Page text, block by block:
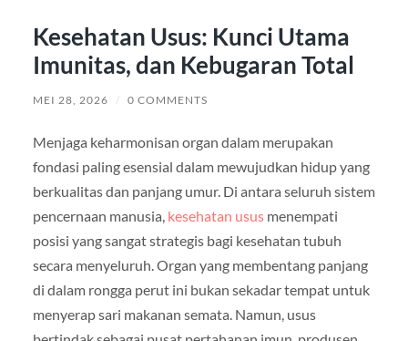
Kesehatan Usus: Kunci Utama
Imunitas, dan Kebugaran Total
MEI 28, 2026 / 0 COMMENTS
Menjaga keharmonisan organ dalam merupakan
fondasi paling esensial dalam mewujudkan hidup yang
berkualitas dan panjang umur. Di antara seluruh sistem
pencernaan manusia, kesehatan ususmenempati
posisi yang sangat strategis bagi kesehatan tubuh
secara menyeluruh. Organ yang membentang panjang
di dalam rongga perut ini bukan sekadar tempat untuk
menyerap sari makanan semata. Namun, usus